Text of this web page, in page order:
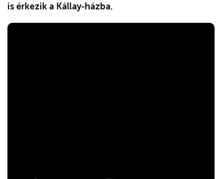
is érkezik a Kállay-házba.